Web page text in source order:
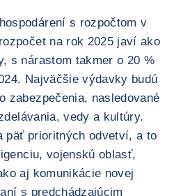
s rozpočtom v
na rok 2025 javí ako
s nárastom takmer o 20 %
Najväčšie výdavky budú
zabezpečenia, nasledované
vedy a kultúry.
päť prioritných odvetví, a to
vojenskú oblasť,
aj komunikácie novej
s predchádzajúcim